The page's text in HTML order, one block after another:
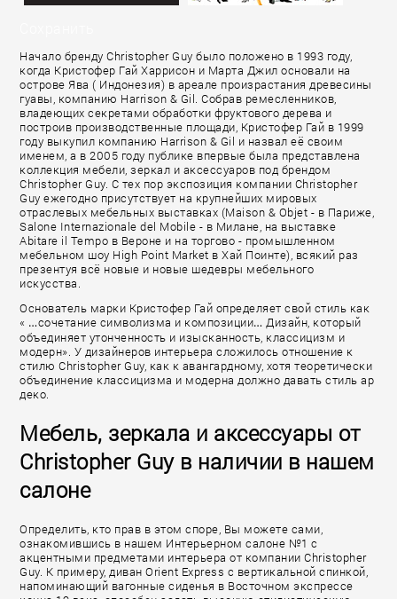
Начало бренду Christopher Guy было положено в 1993 году,
когда Кристофер Гай Харрисон и Марта Джил основали на
острове Ява ( Индонезия) в ареале произрастания древесины
гуавы, компанию Harrison & Gil. Собрав ремесленников,
владеющих секретами обработки фруктового дерева и
построив производственные площади, Кристофер Гай в 1999
году выкупил компанию Harrison & Gil и назвал её своим
именем, а в 2005 году публике впервые была представлена
коллекция мебели, зеркал и аксессуаров под брендом
Christopher Guy. С тех пор экспозиция компании Christopher
Guy ежегодно присутствует на крупнейших мировых
отраслевых мебельных выставках (Maison & Objet - в Париже,
Salone Internazionale del Mobile - в Милане, на выставке
Abitare il Tempo в Вероне и на торгово - промышленном
мебельном шоу High Point Market в Хай Поинте), всякий раз
презентуя всё новые и новые шедевры мебельного
искусства.
Основатель марки Кристофер Гай определяет свой стиль как
« …сочетание символизма и композиции… Дизайн, который
объединяет утонченность и изысканность, классицизм и
модерн». У дизайнеров интерьера сложилось отношение к
стилю Christopher Guy, как к авангардному, хотя теоретически
объединение классицизма и модерна должно давать стиль ар
деко.
Мебель, зеркала и аксессуары от
Christopher Guy в наличии в нашем
салоне
Определить, кто прав в этом споре, Вы можете сами,
ознакомившись в нашем Интерьерном салоне №1 с
акцентными предметами интерьера от компании Christopher
Guy. К примеру, диван Orient Express с вертикальной спинкой,
напоминающий вагонные сиденья в Восточном экспрессе